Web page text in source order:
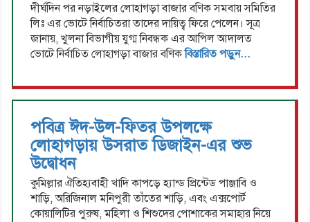
দীর্ঘদিন পর নড়াইলের লোহাগড়া বাজার বণিক সমবায় সমিতির
লিঃ এর ভোটে নির্বাচিতরা তাদের দায়িত্ব ফিরে পেলেন। সূত্র
জানায়, খুলনা বিভাগীয় যুগ্ম নিবন্ধক এর আপিল আদালত
ভোটে নির্বাচিত লোহাগড়া বাজার বণিকবিস্তারিত পড়ুন...
পবিত্র ঈদ-উল-ফিতর উপলক্ষে
লোহাগড়ায় উসরাত ডিজাইন-এর শুভ
উদ্বোধন
কুমিল্লার ঐতিহ্যবাহী খাদি কাপড়ে হ্যান্ড প্রিন্টেড পাঞ্জাবি ও
শাড়ি, অরিজিনাল মনিপুরী তাঁতের শাড়ি, এবং এক্সপোর্ট
কোয়ালিটির পুরুষ, মহিলা ও শিশুদের পোশাকের সমাহার নিয়ে